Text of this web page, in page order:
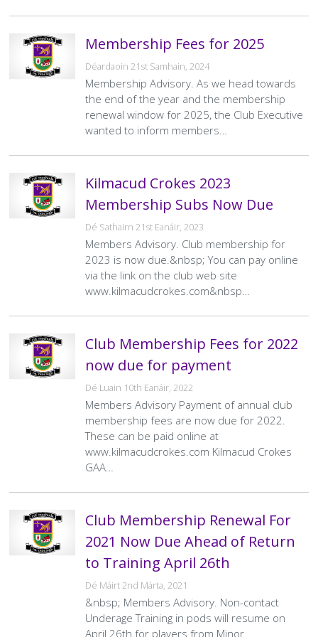
Íomhánna Grianghrafadóireachta agus Treoirlínte don
Beartas Saor ó Thobac agus Vape
Beartas um Úsáid Substaintí
Beartas Príobháideachais
Conas is féidir leat do sheisiúin a mhodhnú le bheith
Polasaithe Ilchineálachta & Cuimsithe
Rothaithe KC
Bothán na bhFear
Glaoigh OrainnMembership Fees for 2025
Déardaoin 21st Samhain, 2024
Membership Advisory. As we head towards
the end of the year and the membership
renewal window for 2025, the Club Executive
wanted to inform members…
Kilmacud Crokes 2023
Membership Subs Now Due
Dé Sathairn 21st Eanáir, 2023
Members Advisory. Club membership for
2023 is now due.&nbsp; You can pay online
via the link on the club web site
www.kilmacudcrokes.com&nbsp…
Club Membership Fees for 2022
now due for payment
Dé Luain 10th Eanáir, 2022
Members Advisory Payment of annual club
membership fees are now due for 2022.
These can be paid online at
www.kilmacudcrokes.com Kilmacud Crokes
GAA…
Club Membership Renewal For
2021 Now Due Ahead of Return
to Training April 26th
Dé Máirt 2nd Márta, 2021
&nbsp; Members Advisory. Non-contact
Underage Training in pods will resume on
April 26th for players from Minor